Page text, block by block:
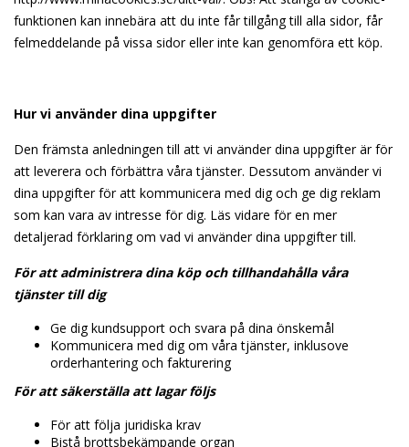
funktionen kan innebära att du inte får tillgång till alla sidor, får
felmeddelande på vissa sidor eller inte kan genomföra ett köp.
Hur vi använder dina uppgifter
Den främsta anledningen till att vi använder dina uppgifter är för
att leverera och förbättra våra tjänster. Dessutom använder vi
dina uppgifter för att kommunicera med dig och ge dig reklam
som kan vara av intresse för dig. Läs vidare för en mer
detaljerad förklaring om vad vi använder dina uppgifter till.
För att administrera dina köp och tillhandahålla våra
tjänster till dig
Ge dig kundsupport och svara på dina önskemål
Kommunicera med dig om våra tjänster, inklusove
orderhantering och fakturering
För att säkerställa att lagar följs
För att följa juridiska krav
Bistå brottsbekämpande organ